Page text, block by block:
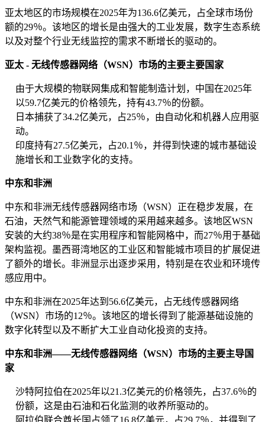
亚太地区的市场规模在2025年为136.6亿美元，占全球市场份
额的29％。该地区的增长是由强大的工业发展，数字生态系统
以及对整个行业无线监控的需求不断增长的驱动的。
亚太 - 无线传感器网络（WSN）市场的主要主要国家
由于大规模的物联网集成和智能制造计划，中国在2025年
以59.7亿美元的价格领先，持有43.7％的份额。
日本捕获了34.2亿美元，占25％，由自动化和机器人应用驱
动。
印度持有27.5亿美元，占20.1％，并得到快速的城市基础设
施增长和工业数字化的支持。
中东和非洲
中东和非洲无线传感器网络市场（WSN）正在稳步发展，在
石油，天然气和能源管理领域的采用越来越多。该地区WSN
安装的大约38％是在实用程序和智能网格中，而27％用于基础
架构监视。墨西哥湾地区的工业区和智能城市项目的扩展促进
了额外的增长。非洲显示出逐步采用，特别是在农业和环境传
感应用中。
中东和非洲在2025年达到56.6亿美元，占无线传感器网络
（WSN）市场的12％。该地区的增长得到了能源基础设施的
数字化转型以及不断扩大工业自动化投资的支持。
中东和非洲——无线传感器网络（WSN）市场的主要主导国
家
沙特阿拉伯在2025年以21.3亿美元的价格领先，占37.6％的
份额，这是由石油和石化监测的收养所驱动的。
阿拉伯联合酋长国占领了16.8亿美元，占29.7％，并得到了